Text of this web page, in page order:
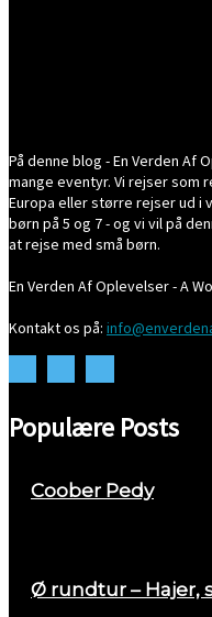
På denne blog - En Verden Af
mange eventyr. Vi rejser som
Europa eller større rejser ud i
børn på 5 og 7 - og vi vil på
at rejse med små børn.
En Verden Af Oplevelser - A
Kontakt os på:
Populære Posts
Coober Pedy
Ø rundtur – Hajer,